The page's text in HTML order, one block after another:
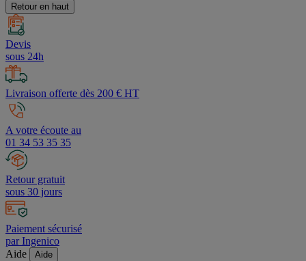
Retour en haut
Devis
sous 24h
Livraison offerte dès 200 € HT
A votre écoute au
01 34 53 35 35
Retour gratuit
sous 30 jours
Paiement sécurisé
par Ingenico
Aide
Aide